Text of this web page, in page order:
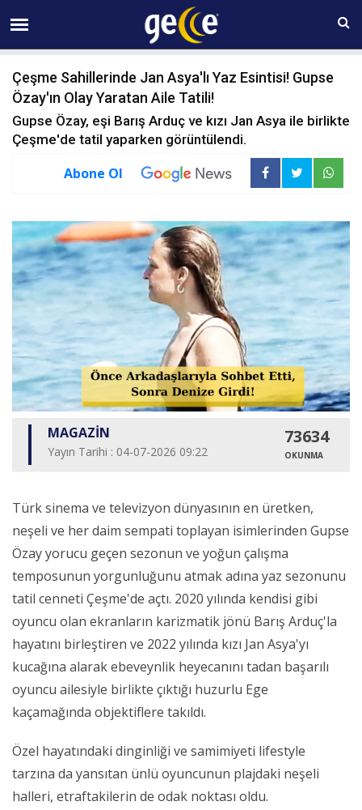
07 AĞUSTOS Cuma 02:25
Çeşme Sahillerinde Jan Asya'lı Yaz Esintisi! Gupse
Özay'ın Olay Yaratan Aile Tatilі!
Gupse Özay, eşi Barış Arduç ve kızı Jan Asya ile birlikte
Çeşme'de tatil yaparken görüntülendi.
Abone Ol
MAGAZİN
Yayın Tarihi : 04-07-2026 09:22
73634
OKUNMA
Türk sinema ve televizyon dünyasının en üretken,
neşeli ve her daim sempati toplayan isimlerinden Gupse
Özay yorucu geçen sezonun ve yoğun çalışma
temposunun yorgunluğunu atmak adına yaz sezonunu
tatil cenneti Çeşme'de açtı. 2020 yılında kendisi gibi
oyuncu olan ekranların karizmatik jönü Barış Arduç'la
hayatını birleştiren ve 2022 yılında kızı Jan Asya'yı
kucağına alarak ebeveynlik heyecanını tadan başarılı
oyuncu ailesiyle birlikte çıktığı huzurlu Ege
kaçamağında objektiflere takıldı.
Özel hayatındaki dinginliği ve samimiyeti lifestyle
tarzına da yansıtan ünlü oyuncunun plajdaki neşeli
halleri, etraftakilerin de odak noktası oldu.